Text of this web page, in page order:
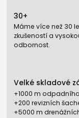
Zpětné klapky do
→ ochrana domu
30+
Máme více než 30
zkušeností a
odbornost.
Velké skladové
+1000 m
+200 revizních
+5000 m